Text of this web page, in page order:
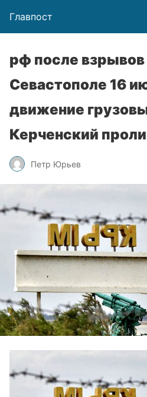
Главпост
рф после взрывов
Севастополе 16
движение
Керченский
Петр Юрьев